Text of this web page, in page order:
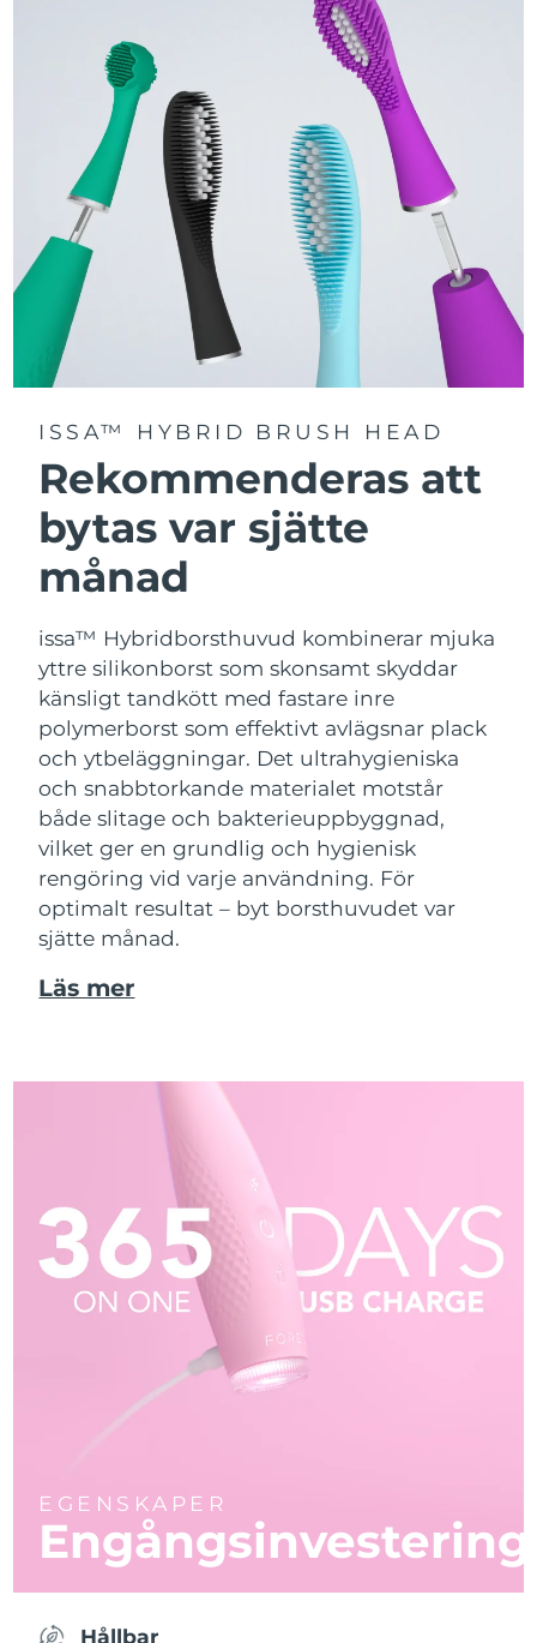
Sensitive – för en personligt anpassad rengöring.
Utrustad med avancerad Sonic Pulse-teknologi med
upp till 11 000 högfrekventa pulser per minut.
Få tillgång till personligt anpassade borstlägen via
FOREO For You-appen.
ISSA™ HYBRID BRUSH HEAD
Rekommenderas att
bytas var sjätte
månad
issa™ Hybridborsthuvud kombinerar mjuka
yttre silikonborst som skonsamt skyddar
känsligt tandkött med fastare inre
polymerborst som effektivt avlägsnar plack
och ytbeläggningar. Det ultrahygieniska
och snabbtorkande materialet motstår
både slitage och bakterieuppbyggnad,
vilket ger en grundlig och hygienisk
rengöring vid varje användning. För
optimalt resultat – byt borsthuvudet var
sjätte månad.
Läs mer
EGENSKAPER
Engångsinvestering
Hållbar